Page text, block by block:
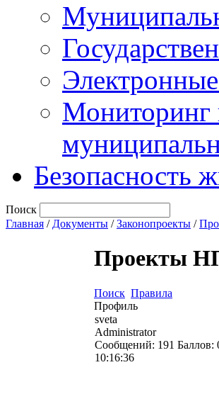
Мониторинг
Безопасность
Поиск
Главная / Документы /Законопроекты /
Проекты
Поиск Правила
Профиль
sveta
Administrator
Сообщений: 191 Баллов:
10:16:36